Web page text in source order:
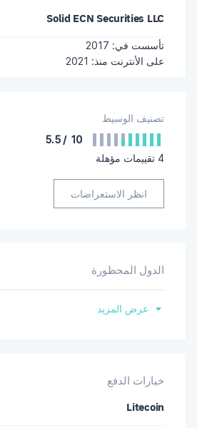
Solid ECN Securities LLC
تأسست في: 2017
على الأنترنت منذ: 2021
تصنيف الوسيط
5.5 / 10
4 تقييمات مؤهلة
انظر الاستعراضات
الدول المحظورة
إسرائيل
عرض المزيد
خيارات الدفع
Litecoin